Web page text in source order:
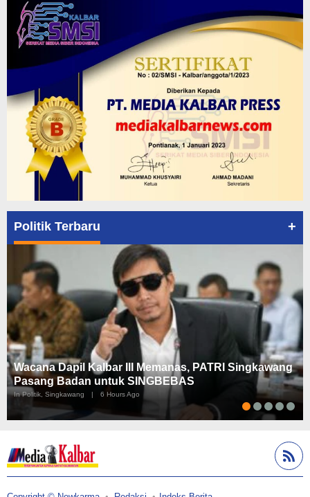
Politik Terbaru +
Wacana Dapil Kalbar III Memanas, PATRI Singkawang
Pasang Badan untuk SINGBEBAS
In Politik, Singkawang | 6 Hours Ago